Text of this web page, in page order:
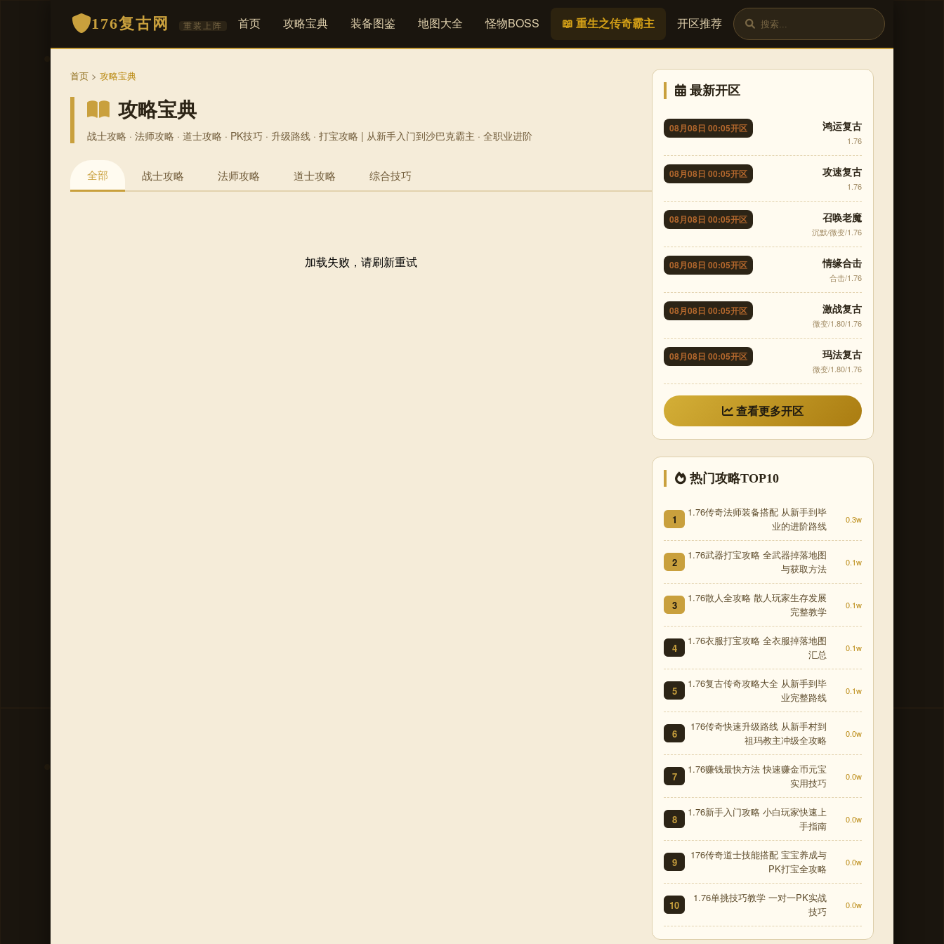
176复古网 重装上阵 首页 攻略宝典 装备图鉴 地图大全 怪物BOSS 📖 重生之传奇霸主 开区推荐
首页 > 攻略宝典
攻略宝典
战士攻略 · 法师攻略 · 道士攻略 · PK技巧 · 升级路线 · 打宝攻略 | 从新手入门到沙巴克霸主 · 全职业进阶
全部 战士攻略 法师攻略 道士攻略 综合技巧
加载失败，请刷新重试
最新开区
08月08日 00:05开区 鸿运复古
1.76
08月08日 00:05开区 攻速复古
1.76
08月08日 00:05开区 召唤老魔
沉默/微变/1.76
08月08日 00:05开区 情缘合击
合击/1.76
08月08日 00:05开区 激战复古
微变/1.80/1.76
08月08日 00:05开区 玛法复古
微变/1.80/1.76
查看更多开区
热门攻略TOP10
1
1.76传奇法师装备搭配 从新手到毕
业的进阶路线
0.3w
2
1.76武器打宝攻略 全武器掉落地图
与获取方法
0.1w
3
1.76散人全攻略 散人玩家生存发展
完整教学
0.1w
4
1.76衣服打宝攻略 全衣服掉落地图
汇总
0.1w
5
1.76复古传奇攻略大全 从新手到毕
业完整路线
0.1w
6
176传奇快速升级路线 从新手村到
祖玛教主冲级全攻略
0.0w
7
1.76赚钱最快方法 快速赚金币元宝
实用技巧
0.0w
8
1.76新手入门攻略 小白玩家快速上
手指南
0.0w
9
176传奇道士技能搭配 宝宝养成与
PK打宝全攻略
0.0w
10
1.76单挑技巧教学 一对一PK实战
技巧
0.0w